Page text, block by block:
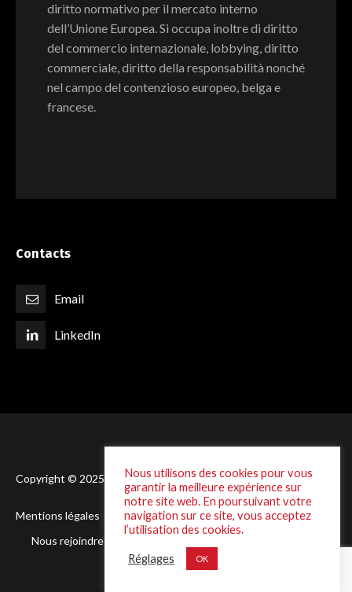
diritto normativo per il mercato interno
dell’Unione Europea. Si occupa inoltre di diritto
del commercio internazionale, lobbying, diritto
commerciale, diritto della responsabilità nonché
nel campo del contenzioso europeo, belga e
francese.
Contacts
Email
LinkedIn
Copyright © 2025 Laffineur - Conception :DSI One
Mentions légales
Politique de Confidentialité
Nous rejoindre
Nous utilisons des cookies pour vous
garantir la meilleure expérience sur
notre site web. En poursuivant votre
navigation sur ce site, vous acceptez
l’utilisation des cookies.
Réglages OK